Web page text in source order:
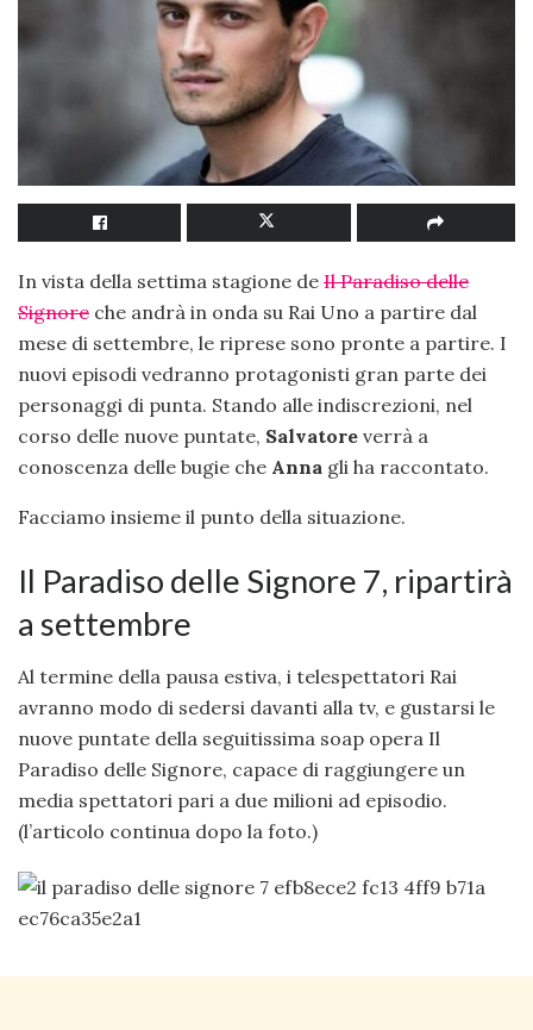
In vista della settima stagione de Il Paradiso delle
Signore che andrà in onda su Rai Uno a partire dal
mese di settembre, le riprese sono pronte a partire. I
nuovi episodi vedranno protagonisti gran parte dei
personaggi di punta. Stando alle indiscrezioni, nel
corso delle nuove puntate, Salvatore verrà a
conoscenza delle bugie che Anna gli ha raccontato.
Facciamo insieme il punto della situazione.
Il Paradiso delle Signore 7, ripartirà
a settembre
Al termine della pausa estiva, i telespettatori Rai
avranno modo di sedersi davanti alla tv, e gustarsi le
nuove puntate della seguitissima soap opera Il
Paradiso delle Signore, capace di raggiungere un
media spettatori pari a due milioni ad episodio.
(l’articolo continua dopo la foto.)